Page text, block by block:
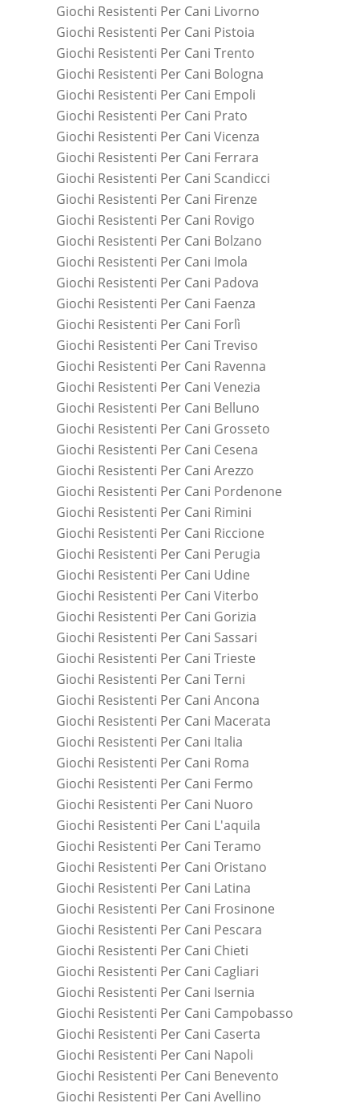
Giochi Resistenti Per Cani Livorno
Giochi Resistenti Per Cani Pistoia
Giochi Resistenti Per Cani Trento
Giochi Resistenti Per Cani Bologna
Giochi Resistenti Per Cani Empoli
Giochi Resistenti Per Cani Prato
Giochi Resistenti Per Cani Vicenza
Giochi Resistenti Per Cani Ferrara
Giochi Resistenti Per Cani Scandicci
Giochi Resistenti Per Cani Firenze
Giochi Resistenti Per Cani Rovigo
Giochi Resistenti Per Cani Bolzano
Giochi Resistenti Per Cani Imola
Giochi Resistenti Per Cani Padova
Giochi Resistenti Per Cani Faenza
Giochi Resistenti Per Cani Forlì
Giochi Resistenti Per Cani Treviso
Giochi Resistenti Per Cani Ravenna
Giochi Resistenti Per Cani Venezia
Giochi Resistenti Per Cani Belluno
Giochi Resistenti Per Cani Grosseto
Giochi Resistenti Per Cani Cesena
Giochi Resistenti Per Cani Arezzo
Giochi Resistenti Per Cani Pordenone
Giochi Resistenti Per Cani Rimini
Giochi Resistenti Per Cani Riccione
Giochi Resistenti Per Cani Perugia
Giochi Resistenti Per Cani Udine
Giochi Resistenti Per Cani Viterbo
Giochi Resistenti Per Cani Gorizia
Giochi Resistenti Per Cani Sassari
Giochi Resistenti Per Cani Trieste
Giochi Resistenti Per Cani Terni
Giochi Resistenti Per Cani Ancona
Giochi Resistenti Per Cani Macerata
Giochi Resistenti Per Cani Italia
Giochi Resistenti Per Cani Roma
Giochi Resistenti Per Cani Fermo
Giochi Resistenti Per Cani Nuoro
Giochi Resistenti Per Cani L'aquila
Giochi Resistenti Per Cani Teramo
Giochi Resistenti Per Cani Oristano
Giochi Resistenti Per Cani Latina
Giochi Resistenti Per Cani Frosinone
Giochi Resistenti Per Cani Pescara
Giochi Resistenti Per Cani Chieti
Giochi Resistenti Per Cani Cagliari
Giochi Resistenti Per Cani Isernia
Giochi Resistenti Per Cani Campobasso
Giochi Resistenti Per Cani Caserta
Giochi Resistenti Per Cani Napoli
Giochi Resistenti Per Cani Benevento
Giochi Resistenti Per Cani Avellino